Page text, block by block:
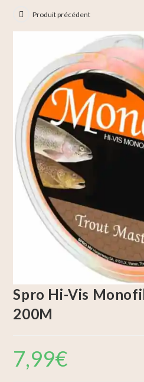
Produit précédent
Spro Hi-Vis
200M
7,99€